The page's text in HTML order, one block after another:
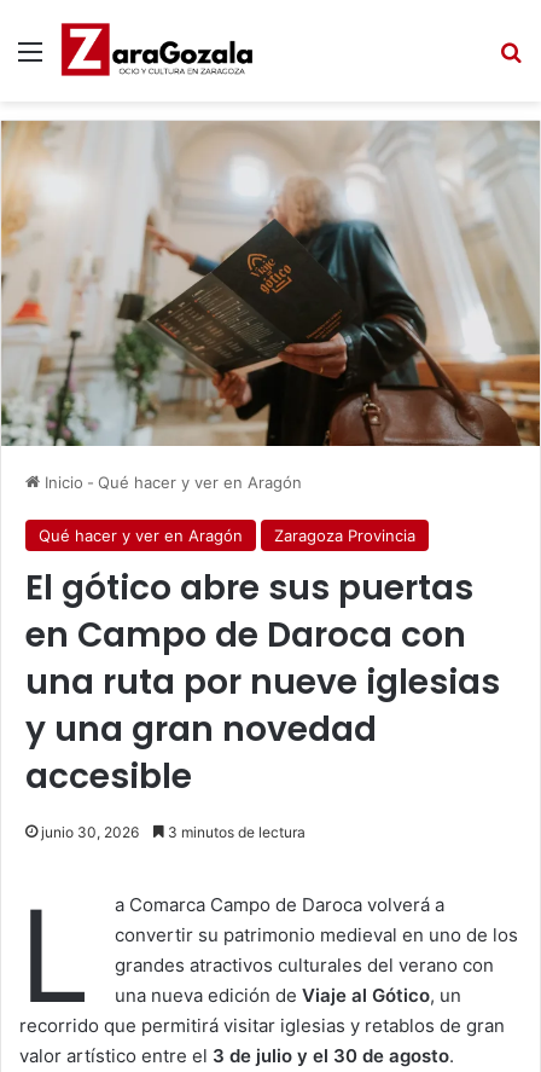
Menú
Inicio - Qué hacer y ver en Aragón
Qué hacer y ver en Aragón Zaragoza Provincia
El gótico abre sus puertas
en Campo de Daroca con
una ruta por nueve iglesias
y una gran novedad
accesible
junio 30, 2026 3 minutos de lectura
L
a Comarca Campo de Daroca volverá a
convertir su patrimonio medieval en uno de los
grandes atractivos culturales del verano con
una nueva edición de Viaje al Gótico, un
recorrido que permitirá visitar iglesias y retablos de gran
valor artístico entre el 3 de julio y el 30 de agosto.